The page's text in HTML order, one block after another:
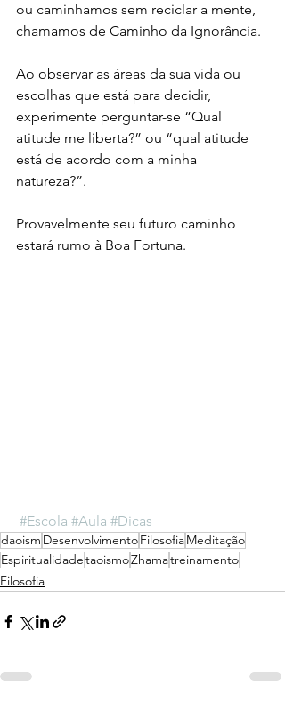
ou caminhamos sem reciclar a mente,
chamamos de Caminho da Ignorância.
Ao observar as áreas da sua vida ou
escolhas que está para decidir,
experimente perguntar-se “Qual
atitude me liberta?” ou “qual atitude
está de acordo com a minha
natureza?”.
Provavelmente seu futuro caminho
estará rumo à Boa Fortuna.
#Escola #Aula #Dicas
daoism DesenvolvimentoFilosofiaMeditação
EspiritualidadetaoismoZhamatreinamento
Filosofia